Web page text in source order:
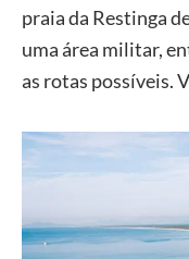
praia da Restinga
uma área militar,
as rotas possíveis.